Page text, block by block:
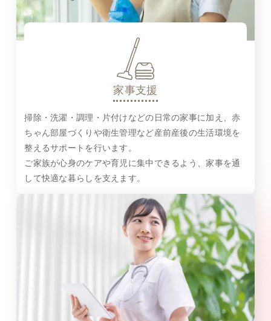
家事支援
掃除・洗濯・調理・片付けなどの日常の家事に加え、赤
ちゃん部屋づくりや衛生管理など産前産後の生活環境を
整えるサポートを行います。
ご家族が心身のケアや育児に集中できるよう、家事を通
して快適な暮らしを支えます。